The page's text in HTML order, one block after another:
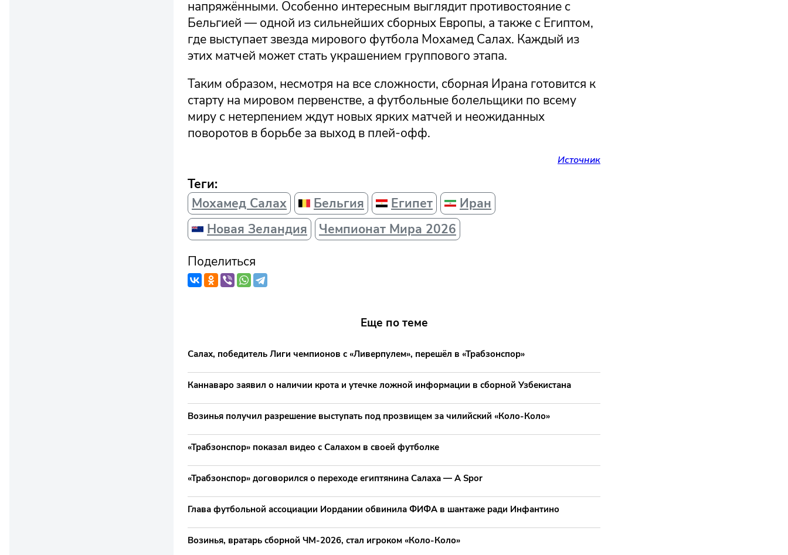
напряжёнными. Особенно интересным выглядит противостояние с
Бельгией — одной из сильнейших сборных Европы, а также с Египтом,
где выступает звезда мирового футбола Мохамед Салах. Каждый из
этих матчей может стать украшением группового этапа.
Таким образом, несмотря на все сложности, сборная Ирана готовится к
старту на мировом первенстве, а футбольные болельщики по всему
миру с нетерпением ждут новых ярких матчей и неожиданных
поворотов в борьбе за выход в плей-офф.
Источник
Теги:
Мохамед Салах
Бельгия Египет
Иран
Новая Зеландия
Чемпионат Мира 2026
Поделиться
Еще по теме
Салах, победитель Лиги чемпионов с «Ливерпулем», перешёл в «Трабзонспор»
Каннаваро заявил о наличии крота и утечке ложной информации в сборной Узбекистана
Возинья получил разрешение выступать под прозвищем за чилийский «Коло-Коло»
«Трабзонспор» показал видео с Салахом в своей футболке
«Трабзонспор» договорился о переходе египтянина Салаха — A Spor
Глава футбольной ассоциации Иордании обвинила ФИФА в шантаже ради Инфантино
Возинья, вратарь сборной ЧМ-2026, стал игроком «Коло-Коло»